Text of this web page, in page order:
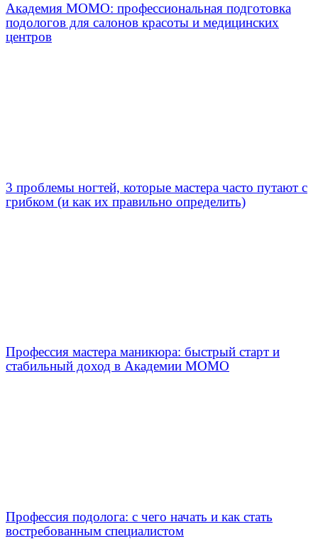
Академия МОМО: профессиональная подготовка
подологов для салонов красоты и медицинских
центров
3 проблемы ногтей, которые мастера часто путают с
грибком (и как их правильно определить)
Профессия мастера маникюра: быстрый старт и
стабильный доход в Академии МОМО
Профессия подолога: с чего начать и как стать
востребованным специалистом